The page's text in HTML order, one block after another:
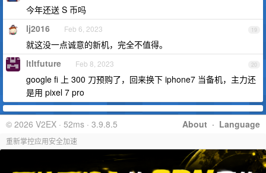
今年还送 S 币吗
19
lj2016 Feb 6, 2023
就这没一点诚意的新机，完全不值得。
20
ltltfuture Feb 8, 2023
google fi 上 300 刀预购了，回来换下 iphone7 当备机，主力还
是用 pixel 7 pro
About · Language
© 2026 V2EX · 52ms · 3.9.8.5
重新掌控应用安全加速